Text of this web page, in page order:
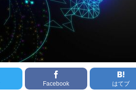
Facebook はてブ